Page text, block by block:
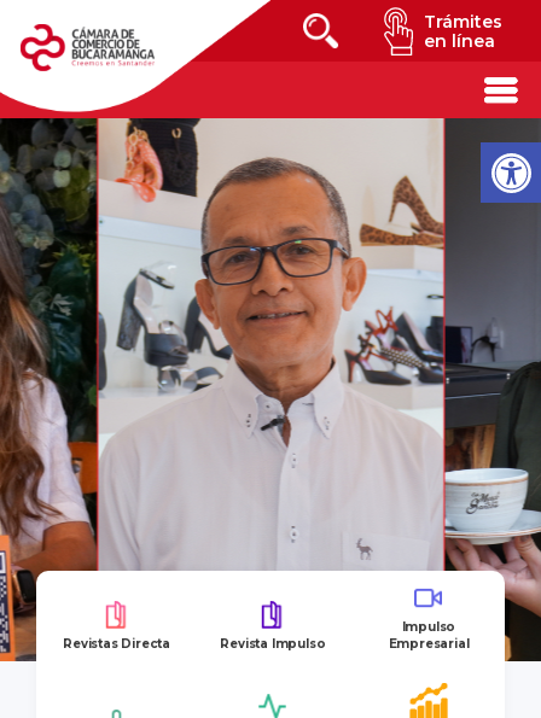
Trámites
en línea
Revistas Directa Revista Impulso
Impulso
Empresarial